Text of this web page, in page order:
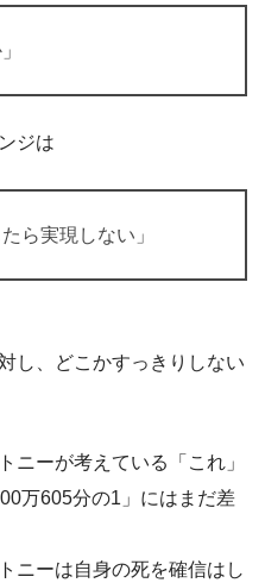
ジは
ら実現しない」
し、どこかすっきりしない
ニーが考えている「これ」
万605分の1」にはまだ差
ニーは自身の死を確信はし